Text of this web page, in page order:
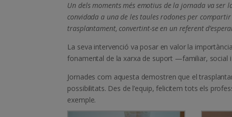
Un dels moments més emotius de la jornada va
convidada a una de les taules rodones per
trasplantament, convertint-se en un referent
La seva intervenció va posar en valor la
fonamental de la xarxa de suport —familiar, social
Jornades com aquesta demostren que el
possibilitats. Des de l’equip, felicitem tots els
exemple.